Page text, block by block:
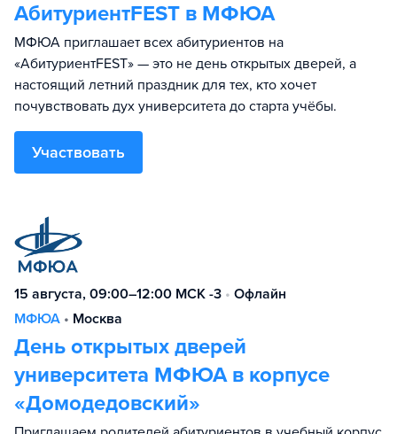
АбитуриентFEST в МФЮА
МФЮА приглашает всех абитуриентов на
«АбитуриентFEST» — это не день открытых дверей, а
настоящий летний праздник для тех, кто хочет
почувствовать дух университета до старта учёбы.
Участвовать
15 августа, 09:00–12:00 МСК -3 • Офлайн
МФЮА • Москва
День открытых дверей
университета МФЮА в корпусе
«Домодедовский»